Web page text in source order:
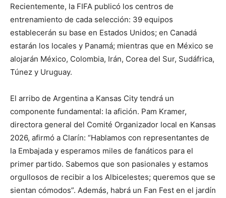
Recientemente, la FIFA publicó los centros de
entrenamiento de cada selección: 39 equipos
establecerán su base en Estados Unidos; en Canadá
estarán los locales y Panamá; mientras que en México se
alojarán México, Colombia, Irán, Corea del Sur, Sudáfrica,
Túnez y Uruguay.
El arribo de Argentina a Kansas City tendrá un
componente fundamental: la afición. Pam Kramer,
directora general del Comité Organizador local en Kansas
2026, afirmó a Clarín: “Hablamos con representantes de
la Embajada y esperamos miles de fanáticos para el
primer partido. Sabemos que son pasionales y estamos
orgullosos de recibir a los Albicelestes; queremos que se
sientan cómodos”. Además, habrá un Fan Fest en el jardín